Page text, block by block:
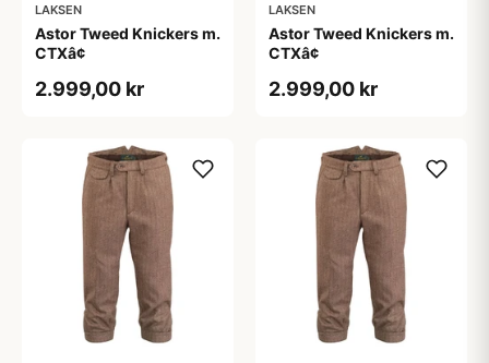
LAKSEN
Astor Tweed Knickers m.
CTXâ¢
2.999,00 kr
LAKSEN
Astor Tweed Knickers m.
CTXâ¢
2.999,00 kr